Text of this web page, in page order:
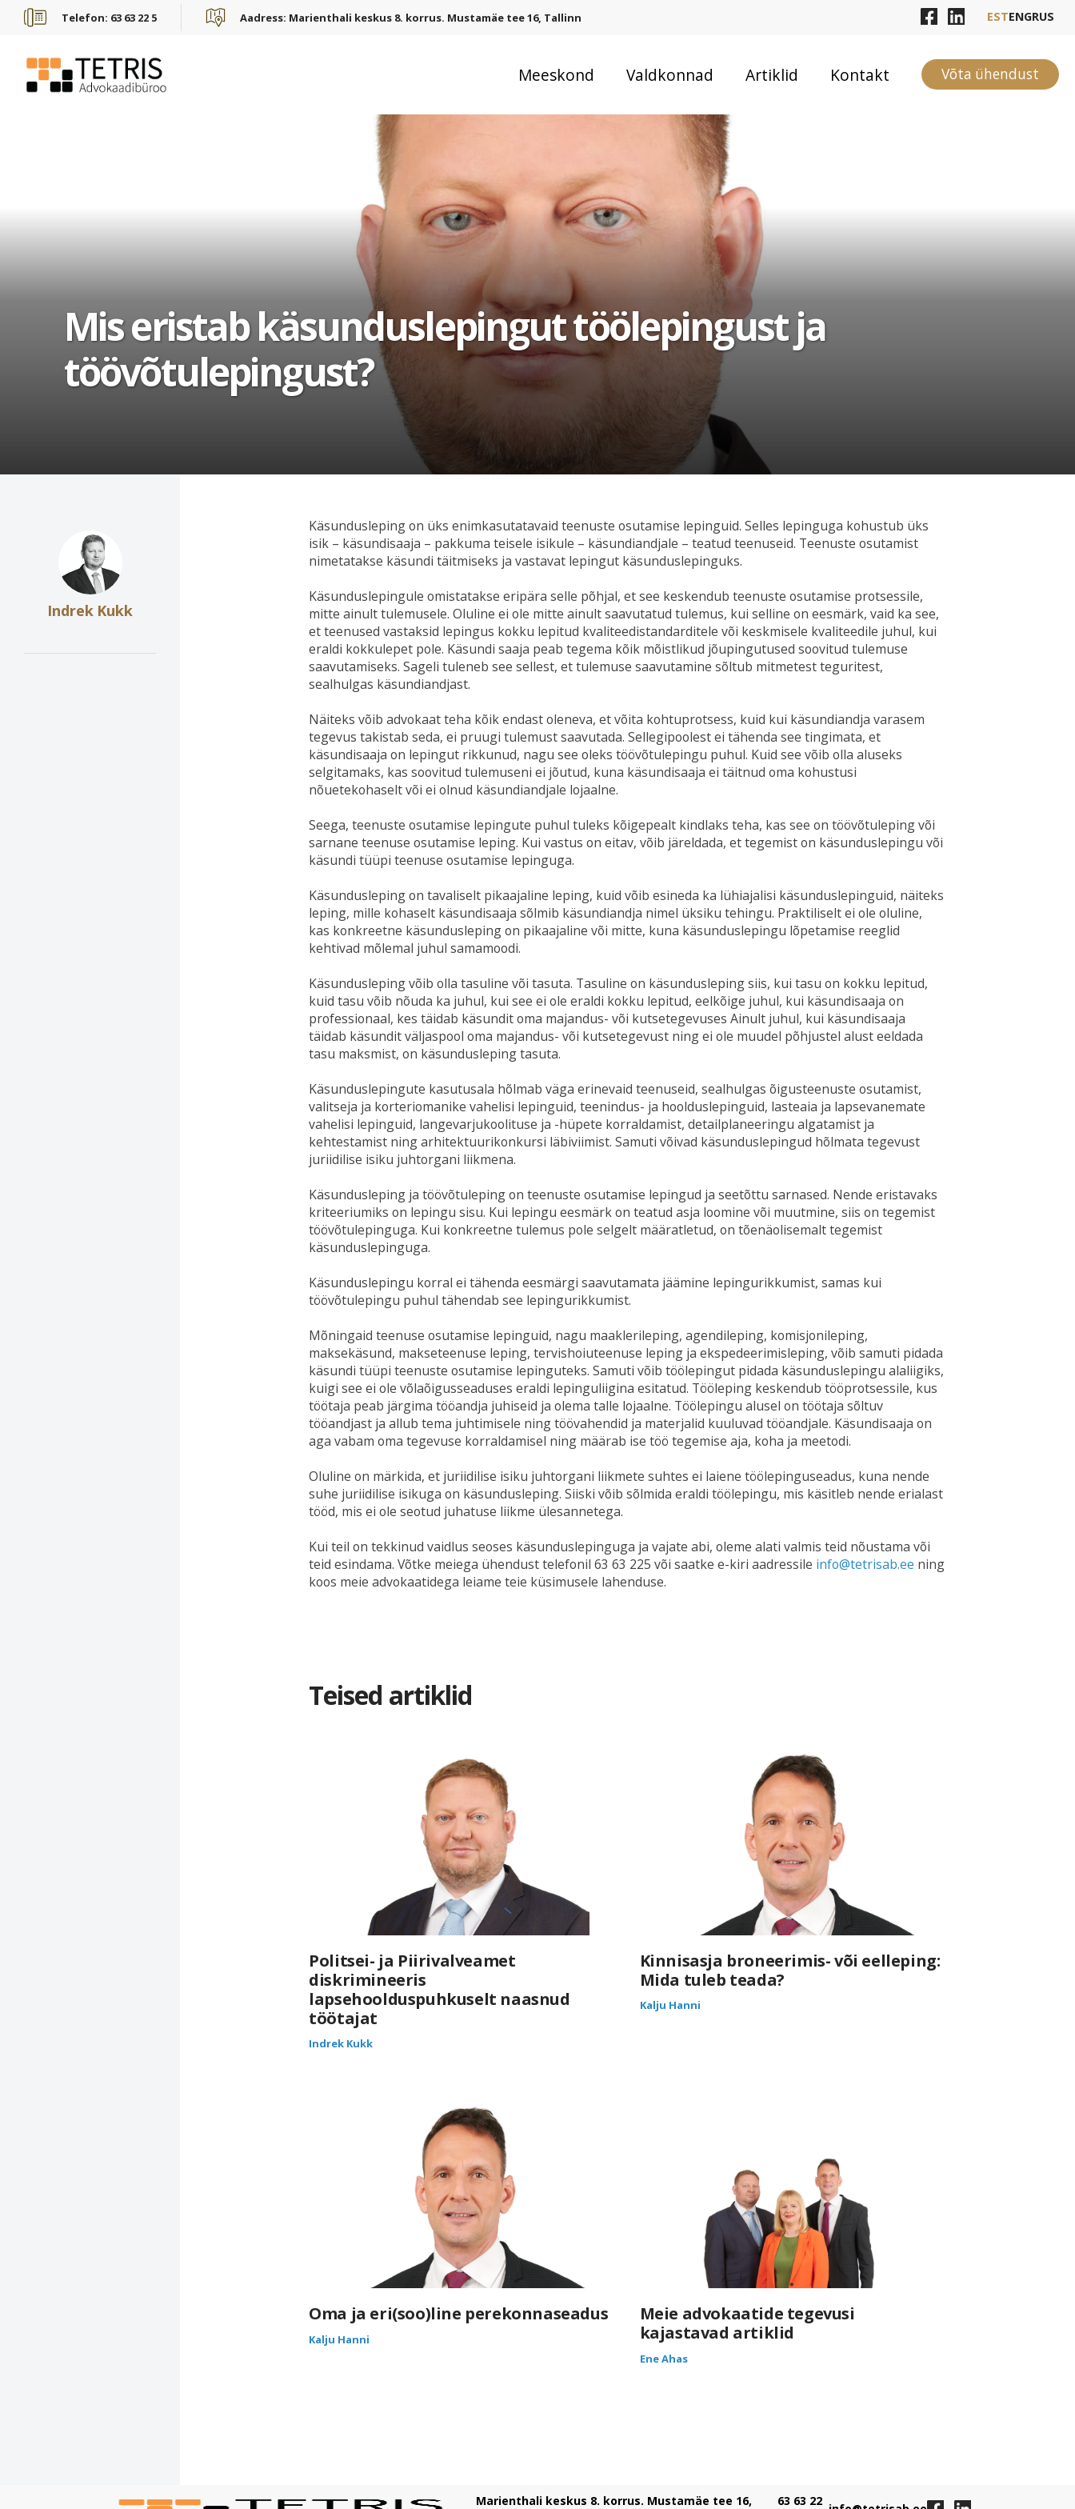
Telefon: 63 63 22 5 Aadress: Marienthali keskus 8. korrus. Mustamäe tee 16, Tallinn ESTENGRUS
Meeskond Valdkonnad Artiklid Kontakt Võta ühendust
Mis eristab käsunduslepingut töölepingust ja
töövõtulepingust?
Indrek Kukk
Käsundusleping on üks enimkasutatavaid teenuste osutamise lepinguid. Selles lepinguga kohustub üks
isik – käsundisaaja – pakkuma teisele isikule – käsundiandjale – teatud teenuseid. Teenuste osutamist
nimetatakse käsundi täitmiseks ja vastavat lepingut käsunduslepinguks.
Käsunduslepingule omistatakse eripära selle põhjal, et see keskendub teenuste osutamise protsessile,
mitte ainult tulemusele. Oluline ei ole mitte ainult saavutatud tulemus, kui selline on eesmärk, vaid ka see,
et teenused vastaksid lepingus kokku lepitud kvaliteedistandarditele või keskmisele kvaliteedile juhul, kui
eraldi kokkulepet pole. Käsundi saaja peab tegema kõik mõistlikud jõupingutused soovitud tulemuse
saavutamiseks. Sageli tuleneb see sellest, et tulemuse saavutamine sõltub mitmetest teguritest,
sealhulgas käsundiandjast.
Näiteks võib advokaat teha kõik endast oleneva, et võita kohtuprotsess, kuid kui käsundiandja varasem
tegevus takistab seda, ei pruugi tulemust saavutada. Sellegipoolest ei tähenda see tingimata, et
käsundisaaja on lepingut rikkunud, nagu see oleks töövõtulepingu puhul. Kuid see võib olla aluseks
selgitamaks, kas soovitud tulemuseni ei jõutud, kuna käsundisaaja ei täitnud oma kohustusi
nõuetekohaselt või ei olnud käsundiandjale lojaalne.
Seega, teenuste osutamise lepingute puhul tuleks kõigepealt kindlaks teha, kas see on töövõtuleping või
sarnane teenuse osutamise leping. Kui vastus on eitav, võib järeldada, et tegemist on käsunduslepingu või
käsundi tüüpi teenuse osutamise lepinguga.
Käsundusleping on tavaliselt pikaajaline leping, kuid võib esineda ka lühiajalisi käsunduslepinguid, näiteks
leping, mille kohaselt käsundisaaja sõlmib käsundiandja nimel üksiku tehingu. Praktiliselt ei ole oluline,
kas konkreetne käsundusleping on pikaajaline või mitte, kuna käsunduslepingu lõpetamise reeglid
kehtivad mõlemal juhul samamoodi.
Käsundusleping võib olla tasuline või tasuta. Tasuline on käsundusleping siis, kui tasu on kokku lepitud,
kuid tasu võib nõuda ka juhul, kui see ei ole eraldi kokku lepitud, eelkõige juhul, kui käsundisaaja on
professionaal, kes täidab käsundit oma majandus- või kutsetegevuses Ainult juhul, kui käsundisaaja
täidab käsundit väljaspool oma majandus- või kutsetegevust ning ei ole muudel põhjustel alust eeldada
tasu maksmist, on käsundusleping tasuta.
Käsunduslepingute kasutusala hõlmab väga erinevaid teenuseid, sealhulgas õigusteenuste osutamist,
valitseja ja korteriomanike vahelisi lepinguid, teenindus- ja hoolduslepinguid, lasteaia ja lapsevanemate
vahelisi lepinguid, langevarjukoolituse ja -hüpete korraldamist, detailplaneeringu algatamist ja
kehtestamist ning arhitektuurikonkursi läbiviimist. Samuti võivad käsunduslepingud hõlmata tegevust
juriidilise isiku juhtorgani liikmena.
Käsundusleping ja töövõtuleping on teenuste osutamise lepingud ja seetõttu sarnased. Nende eristavaks
kriteeriumiks on lepingu sisu. Kui lepingu eesmärk on teatud asja loomine või muutmine, siis on tegemist
töövõtulepinguga. Kui konkreetne tulemus pole selgelt määratletud, on tõenäolisemalt tegemist
käsunduslepinguga.
Käsunduslepingu korral ei tähenda eesmärgi saavutamata jäämine lepingurikkumist, samas kui
töövõtulepingu puhul tähendab see lepingurikkumist.
Mõningaid teenuse osutamise lepinguid, nagu maaklerileping, agendileping, komisjonileping,
maksekäsund, makseteenuse leping, tervishoiuteenuse leping ja ekspedeerimisleping, võib samuti pidada
käsundi tüüpi teenuste osutamise lepinguteks. Samuti võib töölepingut pidada käsunduslepingu alaliigiks,
kuigi see ei ole võlaõigusseaduses eraldi lepinguliigina esitatud. Tööleping keskendub tööprotsessile, kus
töötaja peab järgima tööandja juhiseid ja olema talle lojaalne. Töölepingu alusel on töötaja sõltuv
tööandjast ja allub tema juhtimisele ning töövahendid ja materjalid kuuluvad tööandjale. Käsundisaaja on
aga vabam oma tegevuse korraldamisel ning määrab ise töö tegemise aja, koha ja meetodi.
Oluline on märkida, et juriidilise isiku juhtorgani liikmete suhtes ei laiene töölepinguseadus, kuna nende
suhe juriidilise isikuga on käsundusleping. Siiski võib sõlmida eraldi töölepingu, mis käsitleb nende erialast
tööd, mis ei ole seotud juhatuse liikme ülesannetega.
Kui teil on tekkinud vaidlus seoses käsunduslepinguga ja vajate abi, oleme alati valmis teid nõustama või
teid esindama. Võtke meiega ühendust telefonil 63 63 225 või saatke e-kiri aadressile info@tetrisab.ee ning
koos meie advokaatidega leiame teie küsimusele lahenduse.
Teised artiklid
Politsei- ja Piirivalveamet
diskrimineeris
lapsehoolduspuhkuselt naasnud
töötajat
Indrek Kukk
Kinnisasja broneerimis- või eelleping:
Mida tuleb teada?
Kalju Hanni
Oma ja eri(soo)line perekonnaseadus
Kalju Hanni
Meie advokaatide tegevusi
kajastavad artiklid
Ene Ahas
Marienthali keskus 8. korrus. Mustamäe tee 16,
63 63 22